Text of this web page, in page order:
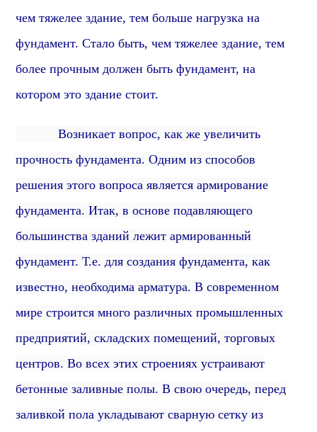
чем тяжелее здание, тем больше нагрузка на
фундамент.Стало быть, чем тяжелее здание, тем
более прочным должен быть фундамент, на
котором это здание стоит.
Возникает вопрос, как же увеличить
прочность фундамента. Одним из способов
решения этого вопроса является армирование
фундамента. Итак, в основе подавляющего
большинства зданий лежит армированный
фундамент. Т.е. для создания фундамента, как
известно, необходима арматура.В современном
мире строится много различных промышленных
предприятий, складских помещений, торговых
центров. Во всех этих строениях устраивают
бетонные заливные полы. В свою очередь, перед
заливкой пола укладывают сварную сетку из